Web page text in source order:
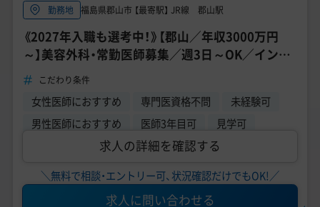
勤務地 福島県郡山市 【最寄駅】 JR線 郡山駅
《2027年入職も選考中！》【郡山／年収3000万円
～】美容外科・常勤医師募集／週3日～OK／インセ
ンティブで高収入《TCB東京中央美容外科 郡山院》
こだわり条件
女性医師におすすめ 専門医資格不問
未経験可
男性医師におすすめ
医師3年目可 見学可
求人の詳細を確認する
＼無料で相談・エントリー可、状況確認だけでもOK!／
求人に問い合わせる